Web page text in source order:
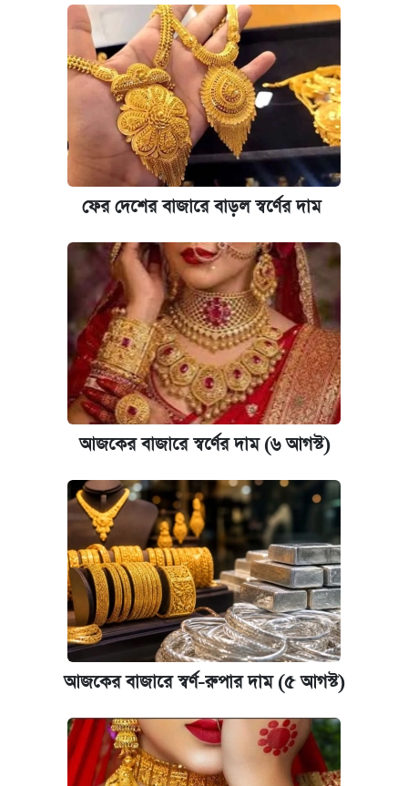
কবে শুরু হচ্ছে ঢাবির ভর্তি আবেদন, জানাল কর্তৃপক্ষ
নবম জাতীয় পে-স্কেল নিয়ে সর্বশেষ যা জানা গেল
কবে হবে মেডিকেল ভর্তি পরীক্ষা, জানা গেল যা
আজকের বাজারে স্বর্ণ-রুপার দাম (৫ আগস্ট)
আজকের বাজারে স্বর্ণের দাম (৪ আগস্ট)
পাঁচ দপ্তরে নতুন সচিব নিয়োগ দিল সরকার
রাষ্ট্রবিরোধী কর্মকাণ্ড: ঢাবির কয়েকজন শিক্ষকের
বিরুদ্ধে ব্যবস্থা
আজকের বাজারে স্বর্ণের দাম (৬ আগস্ট)
কেমব্রিজ বিশ্ববিদ্যালয়ের এমবিএ স্কলারশিপে
আবেদন শুরু
ফের দেশের বাজারে বাড়ল স্বর্ণের দাম
আজকের বাজারে স্বর্ণের দাম (৬ আগস্ট)
আজকের বাজারে স্বর্ণ-রুপার দাম (৫ আগস্ট)